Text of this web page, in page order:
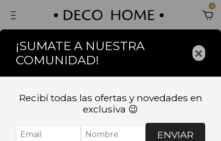
0
Inicio . MUEBLES . MESAS DE COMEDOR
MESAS DE COMEDOR
Filtrar
¡SUMATE A NUESTRA
COMUNIDAD!
×
Recibí todas las ofertas y novedades en
exclusiva 😉
ENVIAR